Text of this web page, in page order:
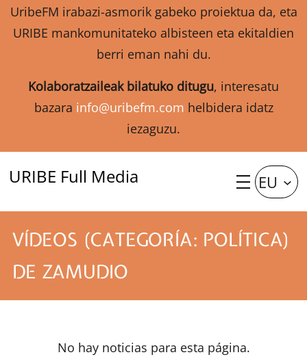
UribeFM irabazi-asmorik gabeko proiektua da, eta
URIBE mankomunitateko albisteen eta ekitaldien
berri eman nahi du.
Kolaboratzaileak bilatuko ditugu, interesatu
bazara info@uribefm.com helbidera idatz
iezaguzu.
URIBE Full Media EU
VÍDEOS (CATEGORÍA: POLÍTICA)
DE ZAMUDIO
No hay noticias para esta página.